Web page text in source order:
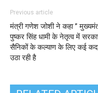
Previous article
मंत्री गणेश जोशी ने कहा ”
पुष्कर सिंह धामी के नेतृत्व में
सैनिकों के कल्याण के लिए कई
उठा रही है